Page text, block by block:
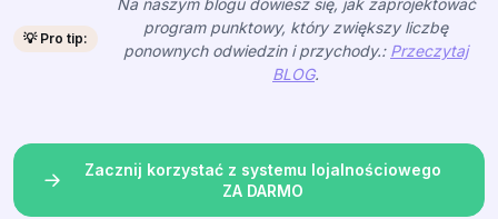
💡 Pro tip:
Na naszym blogu dowiesz się, jak zaprojektować
program punktowy, który zwiększy liczbę
ponownych odwiedzin i przychody.: Przeczytaj
BLOG.
Zacznij korzystać z systemu lojalnościowego
ZA DARMO